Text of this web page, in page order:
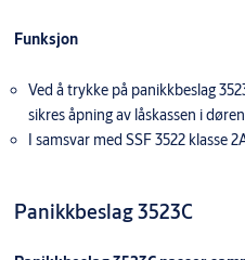
Funksjon
Ved å trykke på panikkbeslag
sikres åpning av låskassen i
I samsvar med SSF 3522 klasse
Panikkbeslag 3523C